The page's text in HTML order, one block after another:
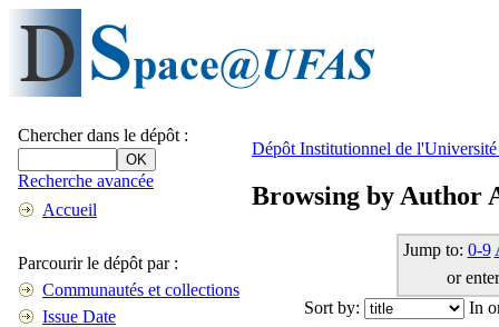
Chercher dans le dépôt :
Recherche avancée
Accueil
Parcourir le dépôt par :
Communautés et collections
Issue Date
Dépôt Institutionnel de
Browsing by Author
Jump to: 0-9
or
Sort by:
In